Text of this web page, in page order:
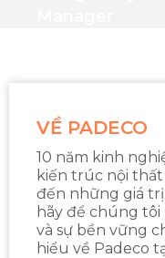
VỀ PADECO
10 năm kinh
kiến trúc nội thất
đến những giá trị
hãy để chúng
và sự bền vững
hiểu về Padeco